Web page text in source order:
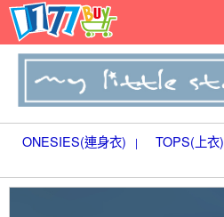
ONESIES(連身衣) | TOPS(上衣)